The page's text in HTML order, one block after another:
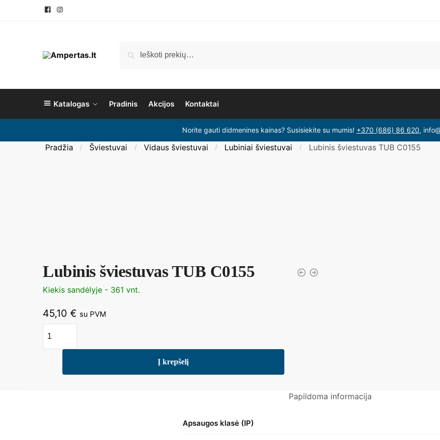
Katalogas Pradinis Akcijos Kontaktai
Norite gauti didmenines kainas? Susisiekite su mumis! +370 (686) 86 620,
Pradžia / Šviestuvai / Vidaus šviestuvai / Lubiniai šviestuvai / Lubinis šviestuvas TUB C0155
Lubinis šviestuvas TUB C0155
Kiekis sandėlyje - 361 vnt.
45,10€ su PVM
Į krepšelį
Papildoma informacija
Apsaugos klasė (IP)